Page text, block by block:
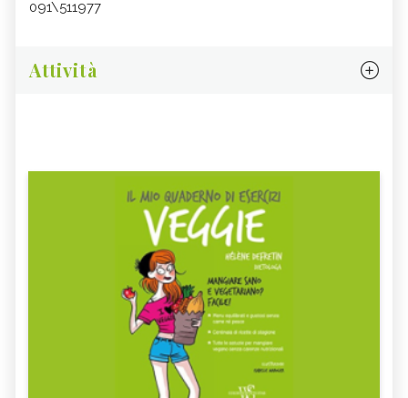
091\511977
Attività